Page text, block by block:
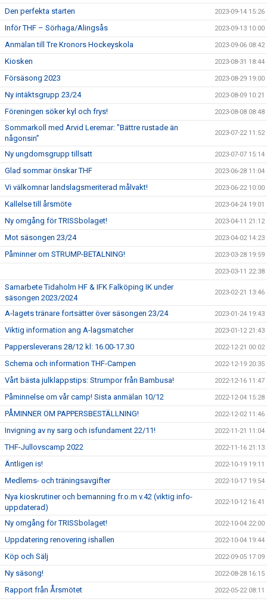
Den perfekta starten 2023-09-14 15:26
Inför THF – Sörhaga/Alingsås 2023-09-13 10:00
Anmälan till Tre Kronors Hockeyskola 2023-09-06 08:42
Kiosken 2023-08-31 18:44
Försäsong 2023 2023-08-29 19:00
Ny intäktsgrupp 23/24 2023-08-09 10:21
Föreningen söker kyl och frys! 2023-08-08 08:48
Sommarkoll med Arvid Leremar: ”Bättre rustade än
någonsin”
2023-07-22 11:52
Ny ungdomsgrupp tillsatt 2023-07-07 15:14
Glad sommar önskar THF 2023-06-28 11:04
Vi välkomnar landslagsmeriterad målvakt! 2023-06-22 10:00
Kallelse till årsmöte 2023-04-24 19:01
Ny omgång för TRISSbolaget! 2023-04-11 21:12
Mot säsongen 23/24 2023-04-02 14:23
Påminner om STRUMP-BETALNING! 2023-03-28 19:59
2023-03-11 22:38
Samarbete Tidaholm HF & IFK Falköping IK under
säsongen 2023/2024
2023-02-21 13:46
A-lagets tränare fortsätter över säsongen 23/24 2023-01-24 19:43
Viktig information ang A-lagsmatcher 2023-01-12 21:43
Pappersleverans 28/12 kl: 16.00-17.30 2022-12-21 00:02
Schema och information THF-Campen 2022-12-19 20:35
Vårt bästa julklappstips: Strumpor från Bambusa! 2022-12-16 11:47
Påminnelse om vår camp! Sista anmälan 10/12 2022-12-04 15:28
PÅMINNER OM PAPPERSBESTÄLLNING! 2022-12-02 11:46
Invigning av ny sarg och isfundament 22/11! 2022-11-21 11:04
THF-Jullovscamp 2022 2022-11-16 21:13
Äntligen is! 2022-10-19 19:11
Medlems- och träningsavgifter 2022-10-17 19:54
Nya kioskrutiner och bemanning fr.o.m v.42 (viktig info-
uppdaterad)
2022-10-12 16:41
Ny omgång för TRISSbolaget! 2022-10-04 22:00
Uppdatering renovering ishallen 2022-10-04 19:44
Köp och Sälj 2022-09-05 17:09
Ny säsong! 2022-08-28 16:15
Rapport från Årsmötet 2022-05-22 08:11